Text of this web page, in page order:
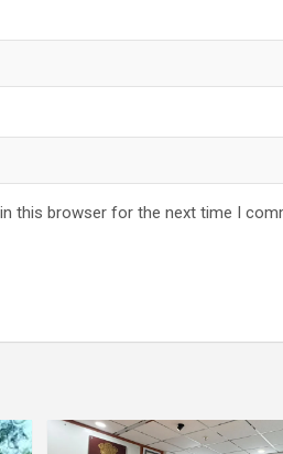
this browser for the next time I